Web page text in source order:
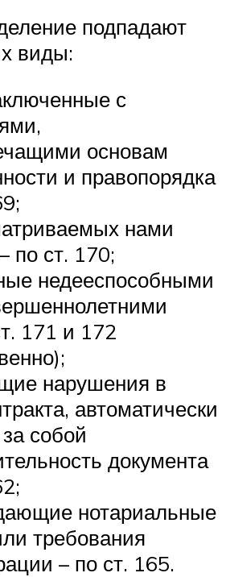
подпадают
виды:
с
основам
и правопорядка
нами
по ст. 170;
недееспособными
171 и 172
нарушения в
автоматически
собой
документа
нотариальные
требования
– по ст. 165.